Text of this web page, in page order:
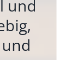
und